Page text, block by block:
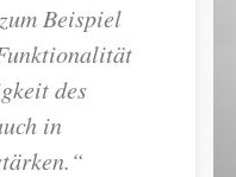
Beispiel
des
in